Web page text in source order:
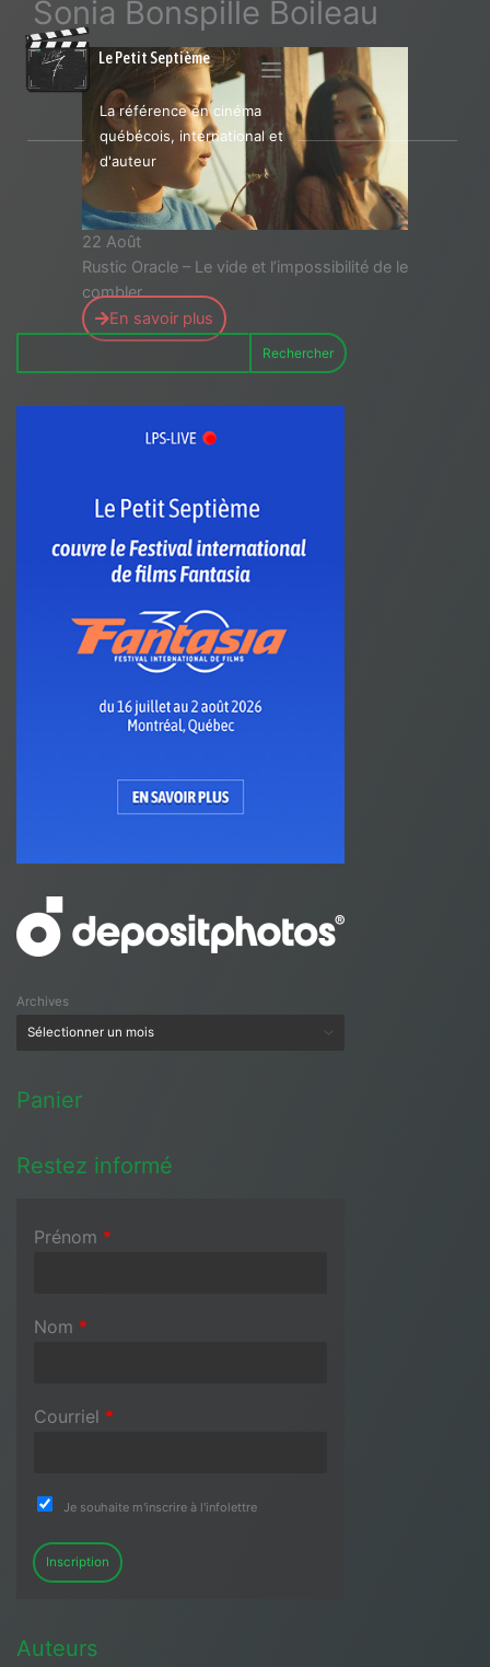
Le Petit Septième
La référence en cinéma
québécois, international et
d'auteur
Sonia Bonspille Boileau
22 Août
Rustic Oracle – Le vide et l’impossibilité de le
combler
En savoir plus
Rechercher
Archives
Panier
Restez informé
Prénom *
Nom *
Courriel *
Je souhaite m'inscrire à l'infolettre
Inscription
Auteurs